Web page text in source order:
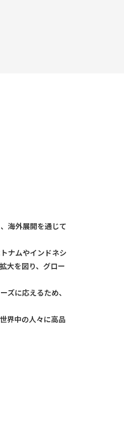
海外展開を通じて
ナムやインドネシ
大を図り、グロー
ズに応えるため、
界中の人々に高品